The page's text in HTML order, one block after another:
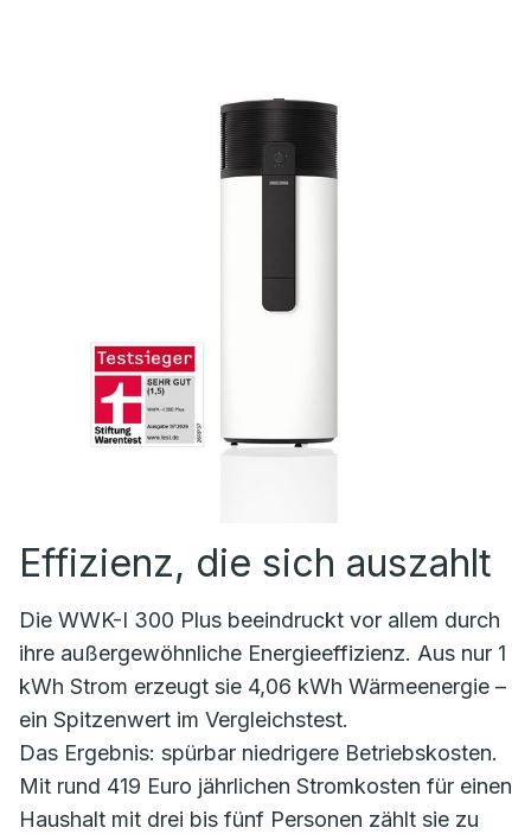
Effizienz, die sich auszahlt
Die WWK-I 300 Plus beeindruckt vor allem durch
ihre außergewöhnliche Energieeffizienz. Aus nur 1
kWh Strom erzeugt sie 4,06 kWh Wärmeenergie –
ein Spitzenwert im Vergleichstest.
Das Ergebnis: spürbar niedrigere Betriebskosten.
Mit rund 419 Euro jährlichen Stromkosten für einen
Haushalt mit drei bis fünf Personen zählt sie zu